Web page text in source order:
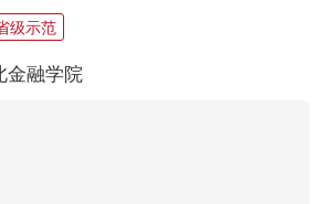
级示范
金融学院